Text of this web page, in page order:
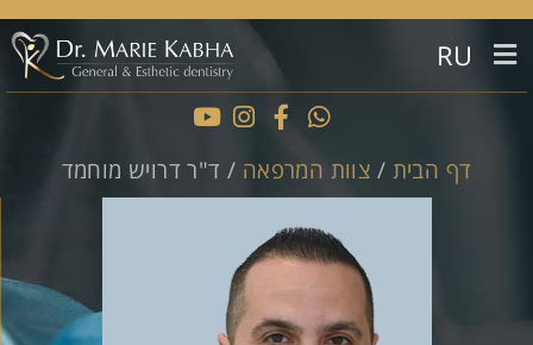
RU
דף הבית / צוות המרפאה / ד"ר דרויש מוחמד